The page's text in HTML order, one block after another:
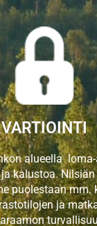
VARTIOINTI
alueella
kalustoa.
puolestaan mm.
ja